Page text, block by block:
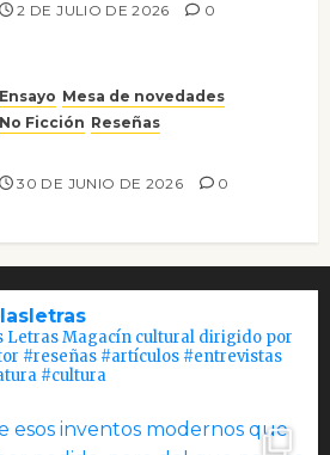
2 DE JULIO DE 2026 0
Ensayo Mesa de novedades
No Ficción Reseñas
30 DE JUNIO DE 2026 0
Letras Magacín cultural dirigido por
#reseñas #artículos #entrevistas
#cultura